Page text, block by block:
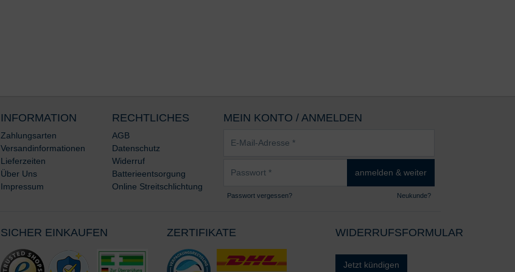
INFORMATION
Zahlungsarten
Versandinformationen
Lieferzeiten
Über Uns
Impressum
RECHTLICHES
AGB
Datenschutz
Widerruf
Batterieentsorgung
Online Streitschlichtung
MEIN KONTO / ANMELDEN
Mail-
anmelden & weiter
Passwort vergessen? Neukunde?
SICHER EINKAUFEN ZERTIFIKATE WIDERRUFSFORMULAR
Jetzt kündigen